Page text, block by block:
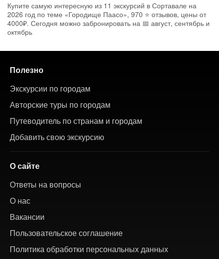
Купите самую интересную из 11 экскурсий в Сортавале на
2026 год по теме «Городище Паасо», 970 ⭐ отзывов, цены от
4000₽. Сегодня можно забронировать на 📅 август, сентябрь и
октябрь
Полезно
Экскурсии по городам
Авторские туры по городам
Путеводитель по странам и городам
Добавить свою экскурсию
О сайте
Ответы на вопросы
О нас
Вакансии
Пользовательское соглашение
Политика обработки персональных данных